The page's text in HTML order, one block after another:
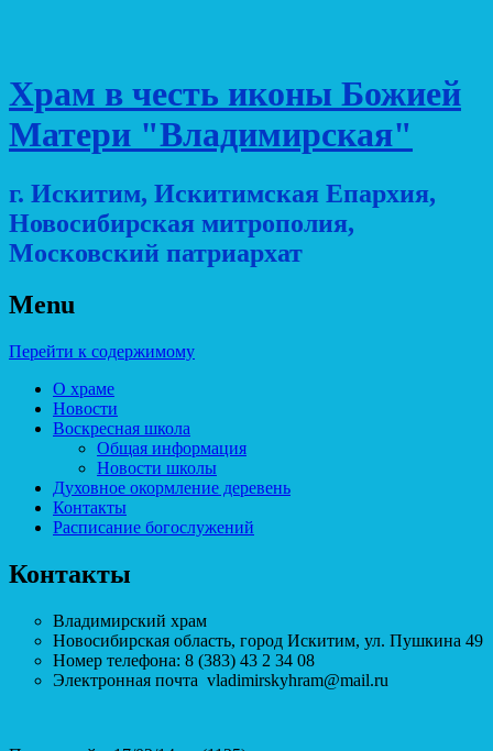
Храм в честь иконы Божией
Матери "Владимирская"
г. Искитим, Искитимская Епархия,
Новосибирская митрополия,
Московский патриархат
Menu
Перейти к содержимому
О храме
Новости
Воскресная школа
Общая информация
Новости школы
Духовное окормление деревень
Контакты
Расписание богослужений
Контакты
Владимирский храм
Новосибирская область, город Искитим, ул. Пушкина 49
Номер телефона: 8 (383) 43 2 34 08
Электронная почта vladimirskyhram@mail.ru